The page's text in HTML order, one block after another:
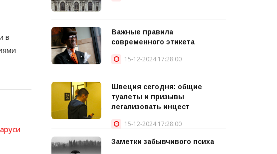
в
Важные правила
современного этикета
15-12-2024 17:28:00
Швеция сегодня: общие
туалеты и призывы
легализовать инцест
15-12-2024 17:28:00
Заметки забывчивого психа